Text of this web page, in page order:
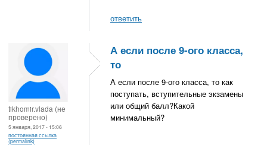
ответить
tikhomir.vlada (не
проверено)
5 января, 2017 - 15:06
постоянная ссылка
(permalink)
А если после 9-ого класса,
то
А если после 9-ого класса, то как
поступать, вступительные экзамены
или общий балл?Какой
минимальный?